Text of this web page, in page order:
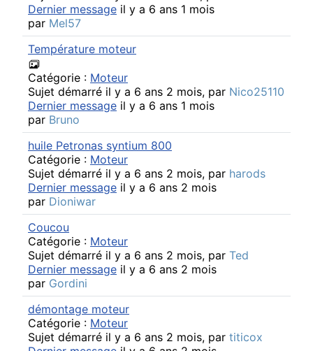
Dernier message il y a 6 ans 1 mois
par Mel57
Température moteur
Catégorie : Moteur
Sujet démarré il y a 6 ans 2 mois, par Nico25110
Dernier message il y a 6 ans 1 mois
par Bruno
huile Petronas syntium 800
Catégorie : Moteur
Sujet démarré il y a 6 ans 2 mois, par harods
Dernier message il y a 6 ans 2 mois
par Dioniwar
Coucou
Catégorie : Moteur
Sujet démarré il y a 6 ans 2 mois, par Ted
Dernier message il y a 6 ans 2 mois
par Gordini
démontage moteur
Catégorie : Moteur
Sujet démarré il y a 6 ans 2 mois, par titicox